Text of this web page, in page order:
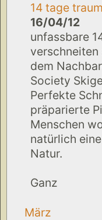
14 tage
16/04/12
unfassbare
verschneiten
dem
Society
Perfekte
präparierte
Menschen
natürlich
Natur.
Ganz
März